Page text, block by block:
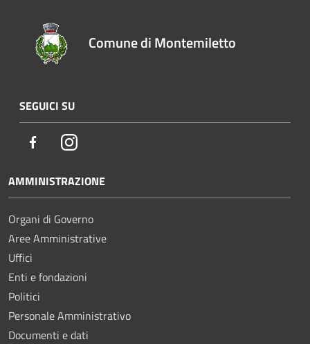
Comune di Montemiletto
SEGUICI SU
FacebookInstagram
AMMINISTRAZIONE
Organi di Governo
Aree Amministrative
Uffici
Enti e fondazioni
Politici
Personale Amministrativo
Documenti e dati